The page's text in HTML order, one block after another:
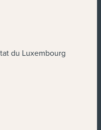
du Luxembourg